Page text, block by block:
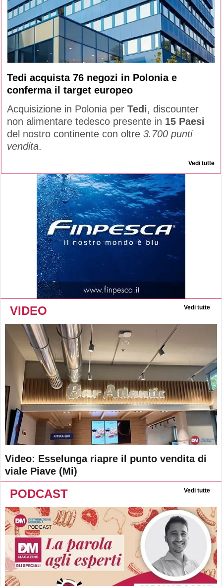
Tedi acquista 76 negozi in Polonia e
conferma il target europeo
Acquisizione in Polonia per Tedi, discounter
non alimentare tedesco presente in 15 Paesi
del nostro continente con oltre 3.700 punti
vendita.
Vedi tutte
VIDEO Vedi tutte
Video: Esselunga riapre il punto vendita di
viale Piave (Mi)
PODCAST Vedi tutte